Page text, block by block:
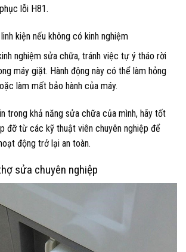
lỗi H81.
kiện nếu không có kinh nghiệm
nghiệm sửa chữa, tránh việc tự ý tháo rời
máy giặt. Hành động này có thể làm hỏng
làm mất bảo hành của máy.
trong khả năng sửa chữa của mình, hãy tốt
đỡ từ các kỹ thuật viên chuyên nghiệp để
động trở lại an toàn.
sửa chuyên nghiệp